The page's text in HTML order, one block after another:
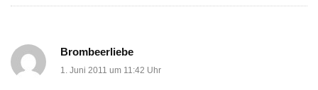
Brombeerliebe
1. Juni 2011 um 11:42 Uhr